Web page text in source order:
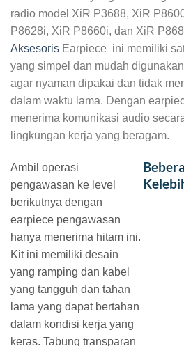
radio model XiR P3688, XiR
P8628i, XiR P8660i, dan XiR
Aksesoris Earpiece ini memiliki
yang simpel dan mudah
agar nyaman dipakai dan tidak
dalam waktu lama. Dengan
menerima komunikasi audio
lingkungan kerja yang beragam.
Ambil operasi
pengawasan ke level
berikutnya dengan
earpiece pengawasan
hanya menerima hitam ini.
Kit ini memiliki desain
yang ramping dan kabel
yang tangguh dan tahan
lama yang dapat bertahan
dalam kondisi kerja yang
keras. Tabung transparan